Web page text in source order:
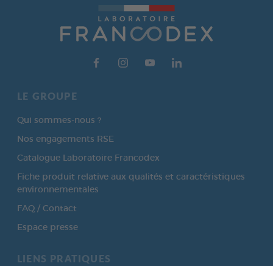
LE GROUPE
Qui sommes-nous ?
Nos engagements RSE
Catalogue Laboratoire Francodex
Fiche produit relative aux qualités et caractéristiques
environnementales
FAQ / Contact
Espace presse
LIENS PRATIQUES